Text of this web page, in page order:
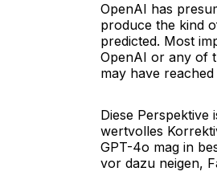
OpenAI has
produce the kind
predicted. Most
OpenAI or any of
may have
Diese
wertvolles
GPT-4o mag in
vor dazu neigen,